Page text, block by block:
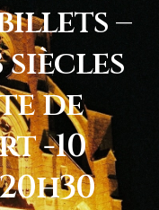
–
siècles
de
-10